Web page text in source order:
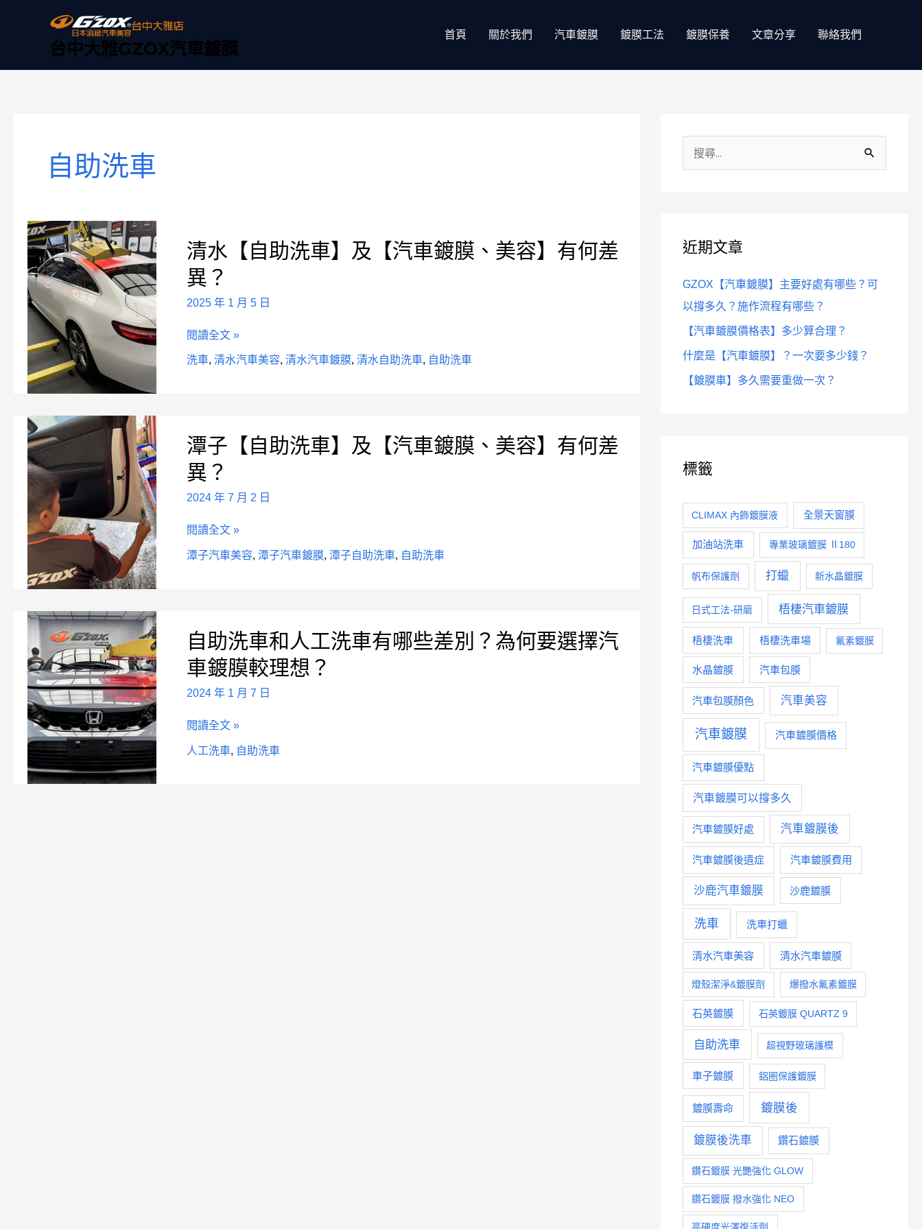
內
台中大雅GZOX汽車鍍膜
首頁 關於我們 汽車鍍膜 鍍膜工法 鍍膜保養 文章分享 聯絡我們
自助洗車
清水【自助洗車】及【汽車鍍膜、美容】有何差
異？
2025 年 1 月 5 日
水
【自
助
車】
【汽
車
有
何
差
異？
閱讀全文 »
洗車,清水汽車美容,清水汽車鍍膜,清水自助洗車, 自助洗車
潭子【自助洗車】及【汽車鍍膜、美容】有何差
異？
2024 年 7 月 2 日
子
【自
助
車】
【汽
車
有
何
差
異？
閱讀全文 »
潭子汽車美容,潭子汽車鍍膜,潭子自助洗車, 自助洗車
自助洗車和人工洗車有哪些差別？為何要選擇汽
車鍍膜較理想？
2024 年 1 月 7 日
助
洗
車
人
洗
車
閱讀全文 »
人工洗車, 自助洗車
字
近期文章
GZOX【汽車鍍膜】主要好處有哪些？可
以撐多久？施作流程有哪些？
【汽車鍍膜價格表】多少算合理？
什麼是【汽車鍍膜】？一次要多少錢？
【鍍膜車】多久需要重做一次？
標籤
CLIMAX 內飾鍍膜液 全景天窗膜
加油站洗車 專業玻璃鍍膜 Ⅱ180
帆布保護劑 打蠟 新水晶鍍膜
日式工法-研磨 梧棲汽車鍍膜
梧棲洗車 梧棲洗車場 氟素鍍膜
水晶鍍膜 汽車包膜
汽車包膜顏色 汽車美容
汽車鍍膜 汽車鍍膜價格
汽車鍍膜優點
汽車鍍膜可以撐多久
汽車鍍膜好處 汽車鍍膜後
汽車鍍膜後遺症 汽車鍍膜費用
沙鹿汽車鍍膜 沙鹿鍍膜
洗車 洗車打蠟
清水汽車美容 清水汽車鍍膜
燈殼潔淨&鍍膜劑 爆撥水氟素鍍膜
石英鍍膜 石英鍍膜 QUARTZ 9
自助洗車 超視野玻璃護模
車子鍍膜 鋁圈保護鍍膜
鍍膜壽命 鍍膜後
鍍膜後洗車 鑽石鍍膜
鑽石鍍膜 光艷強化 GLOW
鑽石鍍膜 撥水強化 NEO
高硬度光澤復活劑